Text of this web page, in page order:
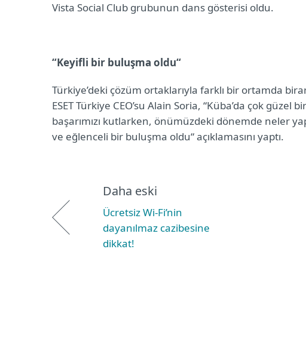
Vista Social Club grubunun dans gösterisi oldu.
“Keyifli bir buluşma oldu“
Türkiye’deki çözüm ortaklarıyla farklı bir ortamda
ESET Türkiye CEO’su Alain Soria, “Küba’da çok
başarımızı kutlarken, önümüzdeki dönemde neler
ve eğlenceli bir buluşma oldu“ açıklamasını yaptı.
Daha eski
Ücretsiz Wi-Fi’nin
dayanılmaz cazibesine
dikkat!